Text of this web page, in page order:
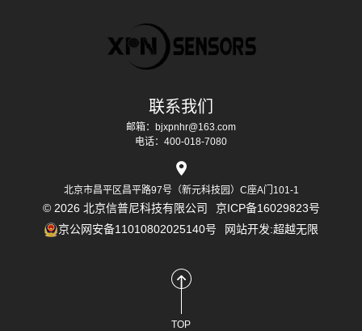
联系我们
邮箱：bjxpnhr@163.com
电话：400-018-7080
北京市昌平区昌平路97号（新元科技园）C座A门101-1
© 2026 北京信普尼科技有限公司
京ICP备16029823号
京公网安备11010802025140号
网站开发:超越无限
TOP